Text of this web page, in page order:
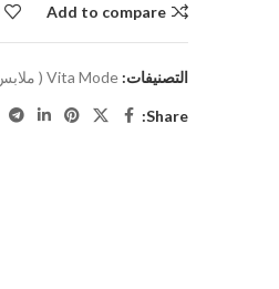
Add to compare
التصنيفات: Vita Mode ( ملابس و أحذية )
Share: